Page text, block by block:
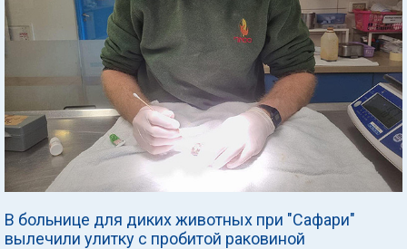
В больнице для диких животных при "Сафари"
вылечили улитку с пробитой раковиной